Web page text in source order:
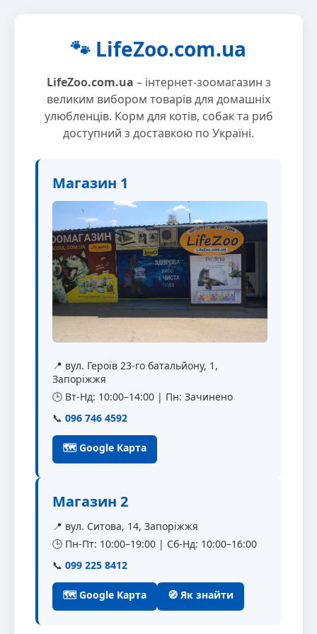
🐾 LifeZoo.com.ua
LifeZoo.com.ua – інтернет-зоомагазин з
великим вибором товарів для домашніх
улюбленців. Корм для котів, собак та риб
доступний з доставкою по Україні.
Магазин 1
📍 вул. Героїв 23-го батальйону, 1,
Запоріжжя
🕒 Вт-Нд: 10:00–14:00 | Пн: Зачинено
📞 096 746 4592
🗺 Google Карта
Магазин 2
📍 вул. Ситова, 14, Запоріжжя
🕒 Пн-Пт: 10:00–19:00 | Сб-Нд: 10:00–16:00
📞 099 225 8412
🗺 Google Карта 🧭 Як знайти